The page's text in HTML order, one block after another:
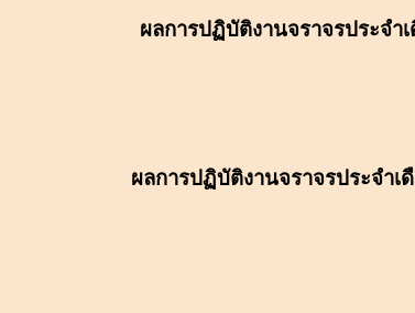
ผลการปฏิบัติงานจราจรประจำ
ผลการปฏิบัติงานจราจรประจำเ